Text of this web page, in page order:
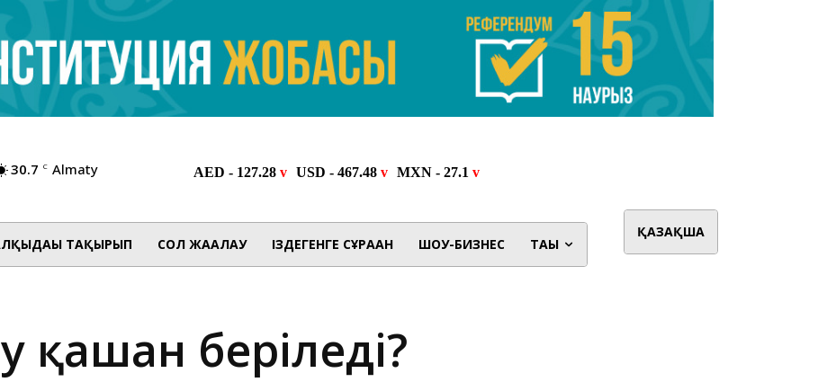
30.7 C Almaty
ТАҚЫРЫП СОЛ ЖАҒАЛАУ ІЗДЕГЕНГЕ СҰРАҒАН ШОУ-БИЗНЕС ТАҒЫ
ҚАЗАҚША
қашан беріледі?